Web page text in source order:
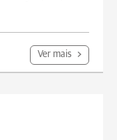
Ver mais